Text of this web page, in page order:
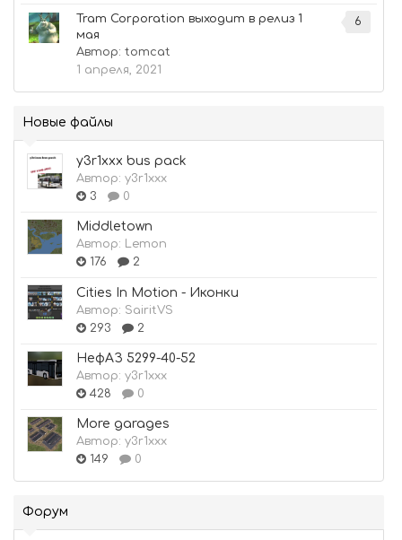
6
Tram Corporation выходит в релиз 1
мая
Автор: tomcat
1 апреля, 2021
Новые файлы
y3r1xxx bus pack
Автор: y3r1xxx
3
0
Middletown
Автор: Lemon
176
2
Cities In Motion - Иконки
Автор: SairitVS
293
2
НефАЗ 5299-40-52
Автор: y3r1xxx
428
0
More garages
Автор: y3r1xxx
149
0
Форум